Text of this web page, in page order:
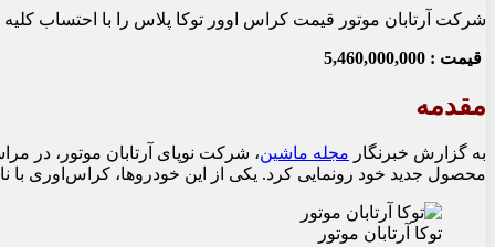
شرکت آرتابان موتور قیمت کراس اوور توکا پلاس را با احتساب کلیه هزینه های
قیمت : 5,460,000,000
مقدمه
به گزارش خبرنگار مجله ماشین، شرکت نوپای آرتابان موتور، در
محصول جدید خود رونمایی کرد. یکی از این خودروها، کراس‌اوری با
توکا آرتابان موتور